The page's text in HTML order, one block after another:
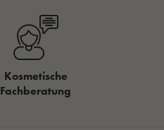
Kosmetische
Fachberatung